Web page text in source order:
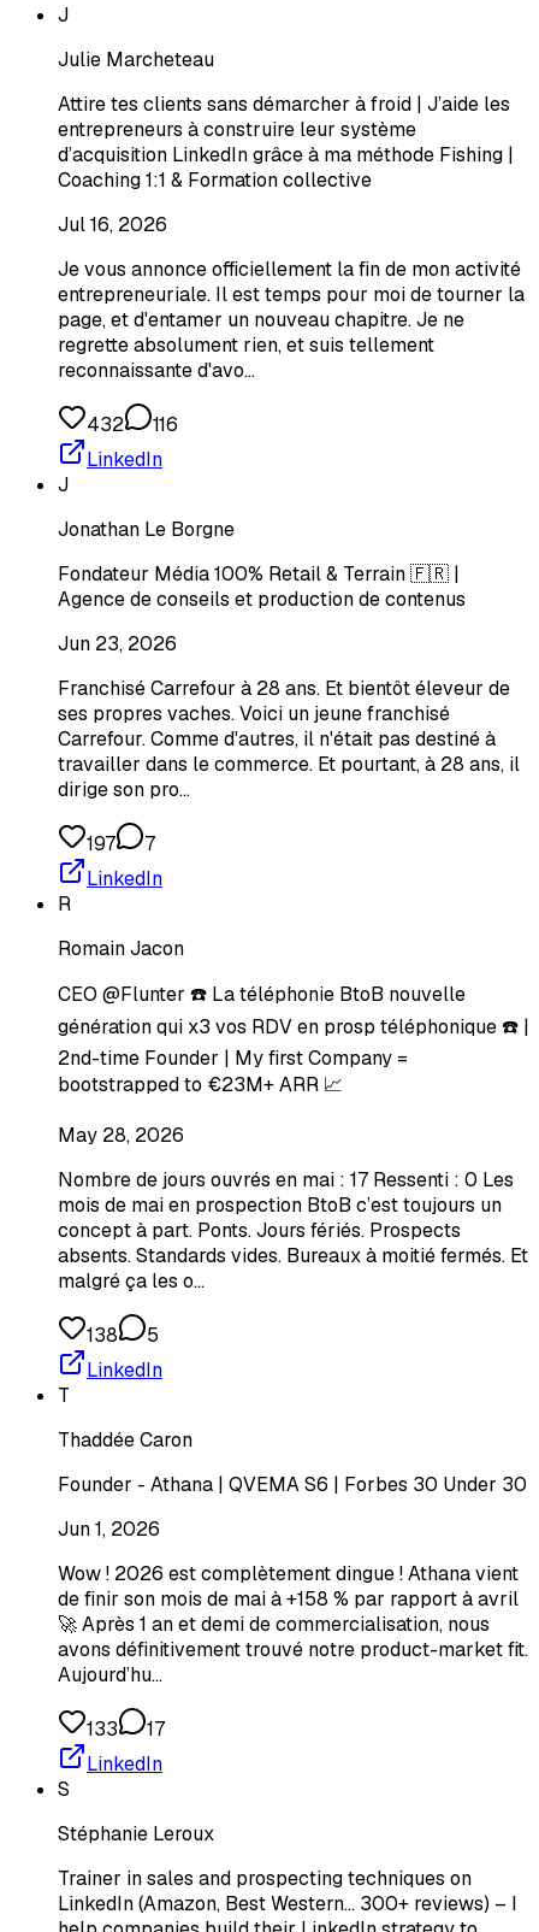
J
Julie Marcheteau
Attire tes clients sans démarcher à froid | J’aide les
entrepreneurs à construire leur système
d’acquisition LinkedIn grâce à ma méthode Fishing |
Coaching 1:1 & Formation collective
Jul 16, 2026
Je vous annonce officiellement la fin de mon activité
entrepreneuriale. Il est temps pour moi de tourner la
page, et d'entamer un nouveau chapitre. Je ne
regrette absolument rien, et suis tellement
reconnaissante d'avo…
432
116
LinkedIn
J
Jonathan Le Borgne
Fondateur Média 100% Retail & Terrain 🇫🇷 |
Agence de conseils et production de contenus
Jun 23, 2026
Franchisé Carrefour à 28 ans. Et bientôt éleveur de
ses propres vaches. Voici un jeune franchisé
Carrefour. Comme d'autres, il n'était pas destiné à
travailler dans le commerce. Et pourtant, à 28 ans, il
dirige son pro…
197
7
LinkedIn
R
Romain Jacon
CEO @Flunter ☎️ La téléphonie BtoB nouvelle
génération qui x3 vos RDV en prosp téléphonique ☎️ |
2nd-time Founder | My first Company =
bootstrapped to €23M+ ARR 📈
May 28, 2026
Nombre de jours ouvrés en mai : 17 Ressenti : 0 Les
mois de mai en prospection BtoB c’est toujours un
concept à part. Ponts. Jours fériés. Prospects
absents. Standards vides. Bureaux à moitié fermés. Et
malgré ça les o…
138
5
LinkedIn
T
Thaddée Caron
Founder - Athana | QVEMA S6 | Forbes 30 Under 30
Jun 1, 2026
Wow ! 2026 est complètement dingue ! Athana vient
de finir son mois de mai à +158 % par rapport à avril
🚀 Après 1 an et demi de commercialisation, nous
avons définitivement trouvé notre product-market fit.
Aujourd’hu…
133
17
LinkedIn
S
Stéphanie Leroux
Trainer in sales and prospecting techniques on
LinkedIn (Amazon, Best Western... 300+ reviews) – I